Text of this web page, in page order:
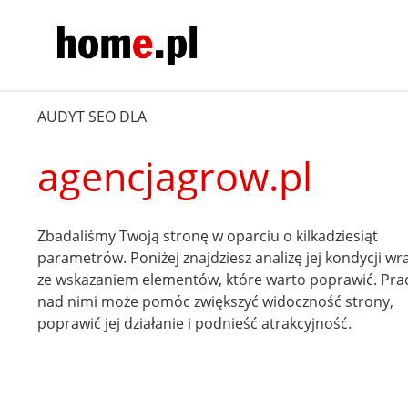
AUDYT SEO DLA
agencjagrow.pl
Zbadaliśmy Twoją stronę w oparciu o kilkadziesiąt
parametrów. Poniżej znajdziesz analizę jej kondycji
ze wskazaniem elementów, które warto poprawić.
nad nimi może pomóc zwiększyć widoczność strony,
poprawić jej działanie i podnieść atrakcyjność.